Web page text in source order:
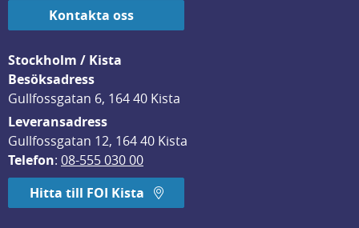
Kontakta oss
Stockholm / Kista
Besöksadress
Gullfossgatan 6, 164 40 Kista
Leveransadress
Gullfossgatan 12, 164 40 Kista
Telefon: 08-555 030 00
Hitta till FOI Kista